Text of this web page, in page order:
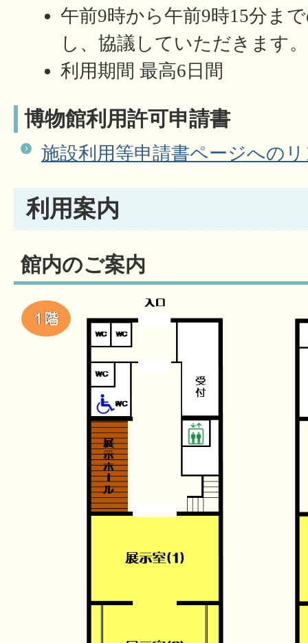
午前9時から午前9時15分ま
し、協議していただきます。
利用期間 最高6日間
博物館利用許可申請書
施設利用等申請書ページへの
利用案内
館内のご案内